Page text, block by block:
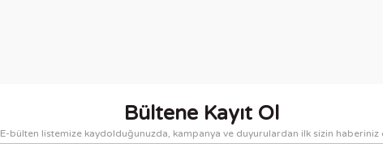
Bültene Kayıt Ol
E-bülten listemize kaydolduğunuzda, kampanya ve duyurulardan ilk sizin haberiniz